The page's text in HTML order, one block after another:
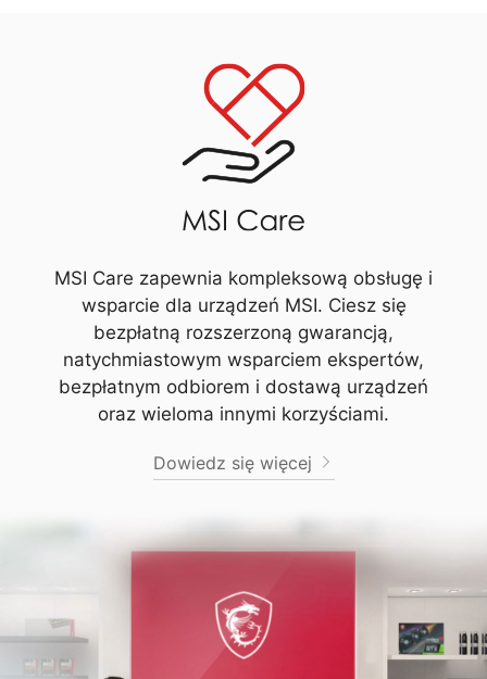
MSI Care zapewnia kompleksową obsługę i
wsparcie dla urządzeń MSI. Ciesz się
bezpłatną rozszerzoną gwarancją,
natychmiastowym wsparciem ekspertów,
bezpłatnym odbiorem i dostawą urządzeń
oraz wieloma innymi korzyściami.
Dowiedz się więcej